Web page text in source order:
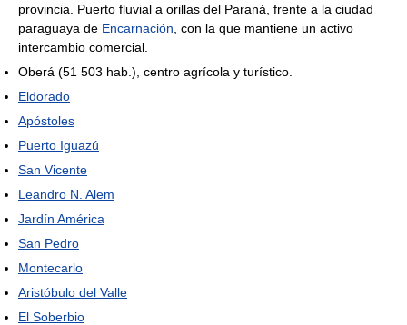
provincia. Puerto fluvial a orillas del Paraná, frente a la ciudad
paraguaya de Encarnación , con la que mantiene un activo
intercambio comercial.
Oberá (51 503 hab.), centro agrícola y turístico.
Eldorado
Apóstoles
Puerto Iguazú
San Vicente
Leandro N. Alem
Jardín América
San Pedro
Montecarlo
Aristóbulo del Valle
El Soberbio